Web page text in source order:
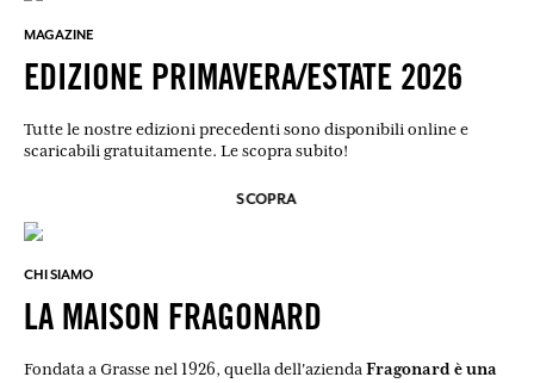
MAGAZINE
EDIZIONE PRIMAVERA/ESTATE 2026
Tutte le nostre edizioni precedenti sono disponibili online e
scaricabili gratuitamente. Le scopra subito!
SCOPRA
CHI SIAMO
LA MAISON FRAGONARD
Fondata a Grasse nel 1926, quella dell'aziendaFragonard è una